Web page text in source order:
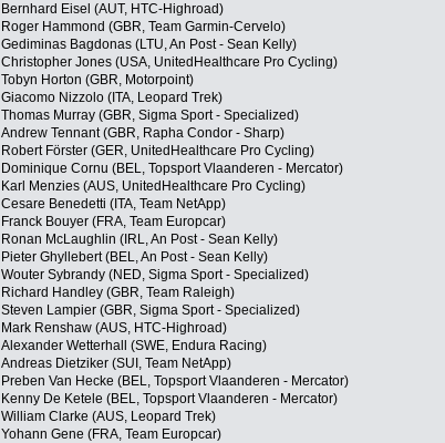
Bernhard Eisel (AUT, HTC-Highroad)
Roger Hammond (GBR, Team Garmin-Cervelo)
Gediminas Bagdonas (LTU, An Post - Sean Kelly)
Christopher Jones (USA, UnitedHealthcare Pro Cycling)
Tobyn Horton (GBR, Motorpoint)
Giacomo Nizzolo (ITA, Leopard Trek)
Thomas Murray (GBR, Sigma Sport - Specialized)
Andrew Tennant (GBR, Rapha Condor - Sharp)
Robert Förster (GER, UnitedHealthcare Pro Cycling)
Dominique Cornu (BEL, Topsport Vlaanderen - Mercator)
Karl Menzies (AUS, UnitedHealthcare Pro Cycling)
Cesare Benedetti (ITA, Team NetApp)
Franck Bouyer (FRA, Team Europcar)
Ronan McLaughlin (IRL, An Post - Sean Kelly)
Pieter Ghyllebert (BEL, An Post - Sean Kelly)
Wouter Sybrandy (NED, Sigma Sport - Specialized)
Richard Handley (GBR, Team Raleigh)
Steven Lampier (GBR, Sigma Sport - Specialized)
Mark Renshaw (AUS, HTC-Highroad)
Alexander Wetterhall (SWE, Endura Racing)
Andreas Dietziker (SUI, Team NetApp)
Preben Van Hecke (BEL, Topsport Vlaanderen - Mercator)
Kenny De Ketele (BEL, Topsport Vlaanderen - Mercator)
William Clarke (AUS, Leopard Trek)
Yohann Gene (FRA, Team Europcar)